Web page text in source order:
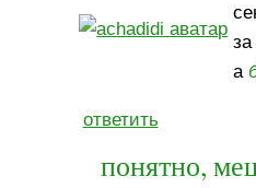
а
ответить
понятно,